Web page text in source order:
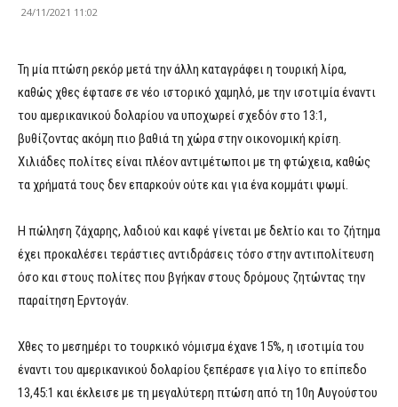
24/11/2021 11:02
Τη μία πτώση ρεκόρ μετά την άλλη καταγράφει η τουρική λίρα,
καθώς χθες έφτασε σε νέο ιστορικό χαμηλό, με την ισοτιμία έναντι
του αμερικανικού δολαρίου να υποχωρεί σχεδόν στο 13:1,
βυθίζοντας ακόμη πιο βαθιά τη χώρα στην οικονομική κρίση.
Χιλιάδες πολίτες είναι πλέον αντιμέτωποι με τη φτώχεια, καθώς
τα χρήματά τους δεν επαρκούν ούτε και για ένα κομμάτι ψωμί.
Η πώληση ζάχαρης, λαδιού και καφέ γίνεται με δελτίο και το ζήτημα
έχει προκαλέσει τεράστιες αντιδράσεις τόσο στην αντιπολίτευση
όσο και στους πολίτες που βγήκαν στους δρόμους ζητώντας την
παραίτηση Ερντογάν.
Χθες το μεσημέρι το τουρκικό νόμισμα έχανε 15%, η ισοτιμία του
έναντι του αμερικανικού δολαρίου ξεπέρασε για λίγο το επίπεδο
13,45:1 και έκλεισε με τη μεγαλύτερη πτώση από τη 10η Αυγούστου